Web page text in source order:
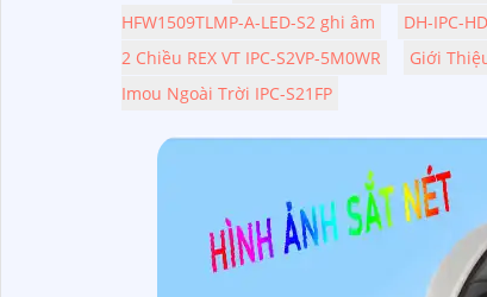
HFW1509TLMP-A-LED-S2 ghi âm
DH-IPC-
2 Chiều REX VT IPC-S2VP-5M0WR
Giới
Imou Ngoài Trời IPC-S21FP